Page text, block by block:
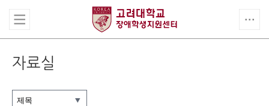
자료실